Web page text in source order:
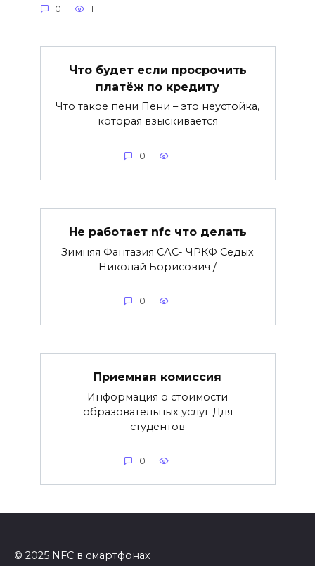
0 1
Что будет если просрочить
платёж по кредиту
Что такое пени Пени – это неустойка,
которая взыскивается
0 1
Не работает nfc что делать
Зимняя Фантазия САС- ЧРКФ Седых
Николай Борисович /
0 1
Приемная комиссия
Информация о стоимости
образовательных услуг Для
студентов
0 1
© 2025 NFC в смартфонах